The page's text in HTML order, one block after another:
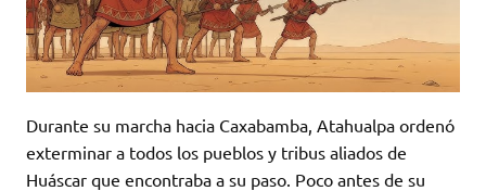
Durante su marcha hacia Caxabamba, Atahualpa ordenó
exterminar a todos los pueblos y tribus aliados de
Huáscar que encontraba a su paso. Poco antes de su